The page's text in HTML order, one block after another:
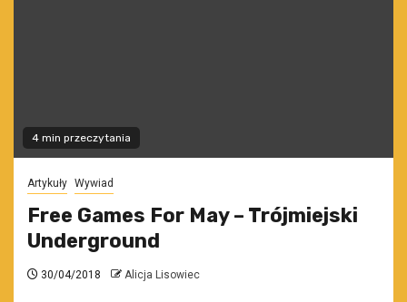
4 min przeczytania
Artykuły Wywiad
Free Games For May – Trójmiejski
Underground
30/04/2018 Alicja Lisowiec